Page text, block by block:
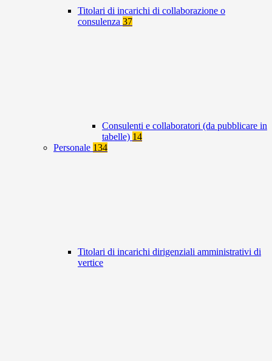
Titolari di incarichi di collaborazione o
consulenza 37
Consulenti e collaboratori (da pubblicare in
tabelle) 14
Personale 134
Titolari di incarichi dirigenziali amministrativi di
vertice